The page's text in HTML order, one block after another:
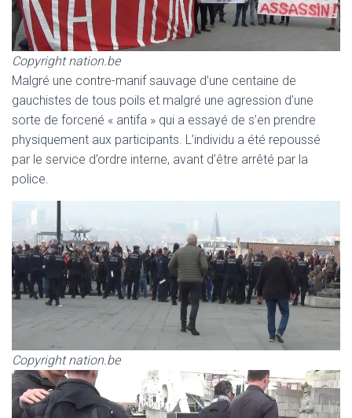
Copyright nation.be
Malgré une contre-manif sauvage d’une centaine de
gauchistes de tous poils et malgré une agression d’une
sorte de forcené « antifa » qui a essayé de s’en prendre
physiquement aux participants. L’individu a été repoussé
par le service d’ordre interne, avant d’être arrêté par la
police.
Copyright nation.be